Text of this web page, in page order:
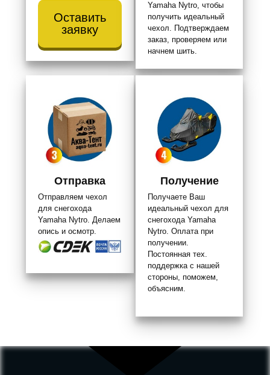
Оставить
заявку
Yamaha Nytro, чтобы
получить идеальный
чехол. Подтверждаем
заказ, проверяем или
начнем шить.
Отправка
Отправляем чехол
для снегохода
Yamaha Nytro. Делаем
опись и осмотр.
Получение
Получаете Ваш
идеальный чехол для
снегохода Yamaha
Nytro. Оплата при
получении.
Постоянная тех.
поддержка с нашей
стороны, поможем,
объясним.